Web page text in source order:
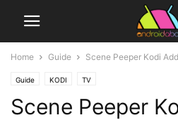
Home Guide Scene Peeper Kodi
Guide KODI TV
Scene Peeper